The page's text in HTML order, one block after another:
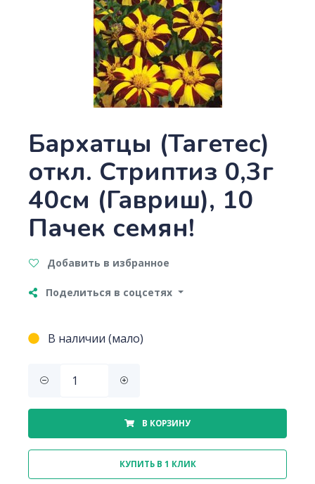
Бархатцы (Тагетес)
откл. Стриптиз 0,3г
40см (Гавриш), 10
Пачек семян!
Добавить в избранное
Поделиться в соцсетях
В наличии (мало)
В КОРЗИНУ
КУПИТЬ В 1 КЛИК